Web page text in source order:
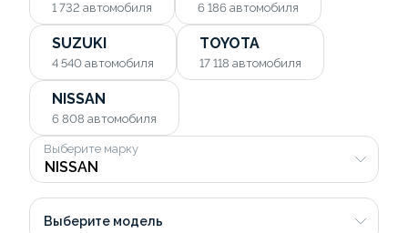
1 732 автомобиля 6 186 автомобиля
SUZUKI
4 540 автомобиля
TOYOTA
17 118 автомобиля
NISSAN
6 808 автомобиля
Выберите марку
Выберите модель